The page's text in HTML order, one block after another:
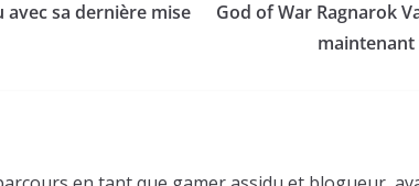
sa dernière mise
God of War Ragnarok
maintenant